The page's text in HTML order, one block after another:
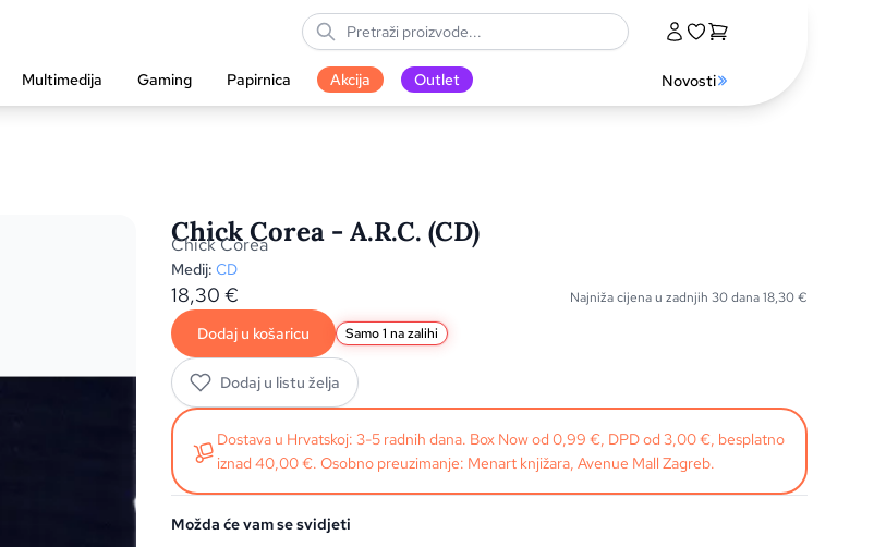
Multimedija Gaming Papirnica Akcija Outlet Novosti
Chick Corea - A.R.C. (CD)
Chick Corea
Medij: CD
18,30 € Najniža cijena u zadnjih 30 dana18,30€
Dodaj u košaricu Samo 1 na zalihi
Dodaj u listu želja
Dostava u Hrvatskoj: 3-5 radnih dana. Box Now od 0,99 €, DPD od 3,00 €, besplatno
iznad 40,00 €. Osobno preuzimanje: Menart knjižara, Avenue Mall Zagreb.
Možda će vam se svidjeti